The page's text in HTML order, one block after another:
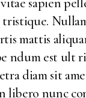
mattis
ndum est ult
diam sit
libero nunc